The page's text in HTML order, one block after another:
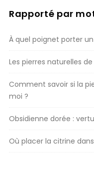
Rapporté par
À quel poignet porter
Les pierres naturelles
Comment savoir si la
moi ?
Obsidienne dorée :
Où placer la citrine